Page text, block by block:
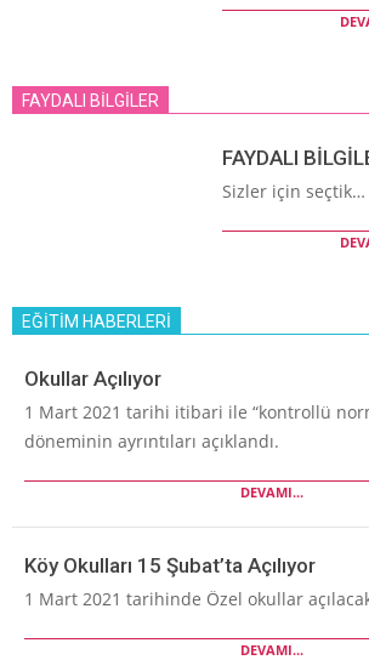
FAYDALI BİLGİLER
FAYDALI
Sizler için seçtik…
EĞİTİM HABERLERİ
Okullar Açılıyor
1 Mart 2021 tarihi itibari ile “kontrollü
döneminin ayrıntıları açıklandı.
DEVAMI...
Köy Okulları 15 Şubat’ta Açılıyor
1 Mart 2021 tarihinde Özel okullar
DEVAMI...